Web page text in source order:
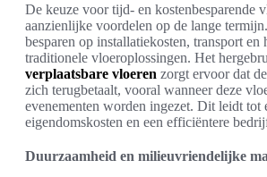
De keuze voor tijd- en kostenbesparende
aanzienlijke voordelen op de lange
besparen op installatiekosten, transport en
traditionele vloeroplossingen. Het
verplaatsbare vloeren zorgt ervoor dat
zich terugbetaalt, vooral wanneer deze
evenementen worden ingezet. Dit leidt tot
eigendomskosten en een efficiëntere
Duurzaamheid en milieuvriendelijke